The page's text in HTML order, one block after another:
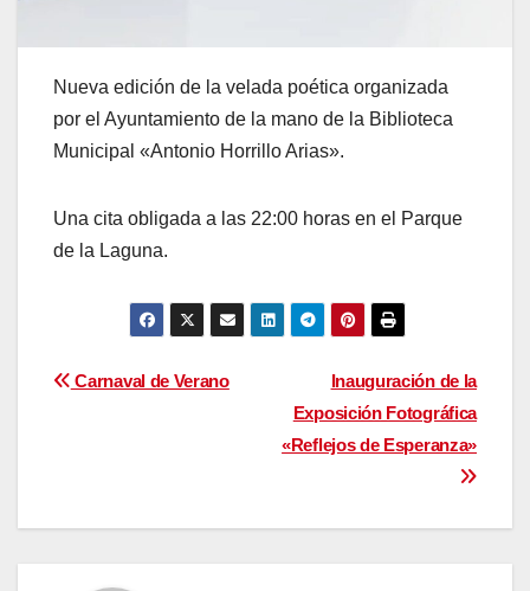
Nueva edición de la velada poética organizada
por el Ayuntamiento de la mano de la Biblioteca
Municipal «Antonio Horrillo Arias».
Una cita obligada a las 22:00 horas en el Parque
de la Laguna.
Navegación
Inauguración de la
Exposición Fotográfica
«Reflejos de Esperanza»
Carnaval de Verano